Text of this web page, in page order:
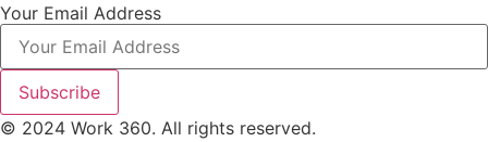
Your Email Address
Subscribe
© 2024 Work 360. All rights reserved.